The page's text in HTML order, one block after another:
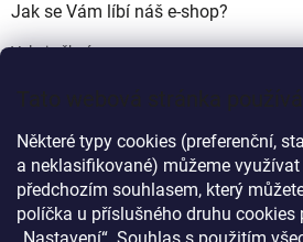
Tato webová stránka
Některé typy cookies (preferenční,
a neklasifikované) můžeme
předchozím souhlasem, který
políčka u příslušného druhu cookies
Jak se Vám líbí náš e-shop?
Velmi pěkný
Ujde to
Nelíbí se mi
Počet hlasů:340